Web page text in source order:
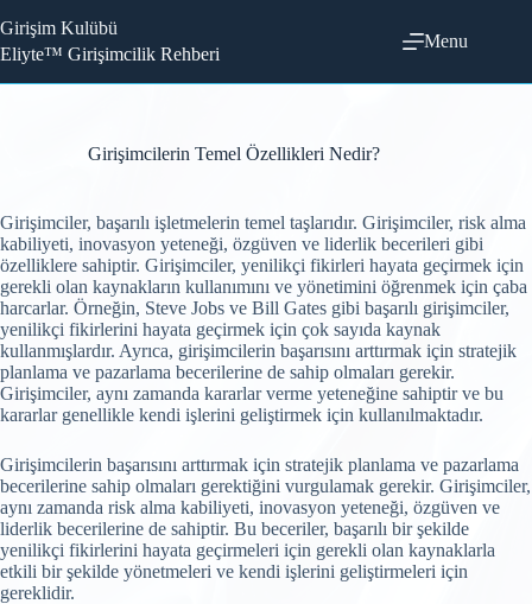
to
content
Girişim Kulübü
Eliyte™ Girişimcilik Rehberi
Menu
Girişimcilerin Temel Özellikleri Nedir?
Girişimciler, başarılı işletmelerin temel taşlarıdır. Girişimciler, risk alma
kabiliyeti, inovasyon yeteneği, özgüven ve liderlik becerileri gibi
özelliklere sahiptir. Girişimciler, yenilikçi fikirleri hayata geçirmek için
gerekli olan kaynakların kullanımını ve yönetimini öğrenmek için çaba
harcarlar. Örneğin, Steve Jobs ve Bill Gates gibi başarılı girişimciler,
yenilikçi fikirlerini hayata geçirmek için çok sayıda kaynak
kullanmışlardır. Ayrıca, girişimcilerin başarısını arttırmak için stratejik
planlama ve pazarlama becerilerine de sahip olmaları gerekir.
Girişimciler, aynı zamanda kararlar verme yeteneğine sahiptir ve bu
kararlar genellikle kendi işlerini geliştirmek için kullanılmaktadır.
Girişimcilerin başarısını arttırmak için stratejik planlama ve pazarlama
becerilerine sahip olmaları gerektiğini vurgulamak gerekir. Girişimciler,
aynı zamanda risk alma kabiliyeti, inovasyon yeteneği, özgüven ve
liderlik becerilerine de sahiptir. Bu beceriler, başarılı bir şekilde
yenilikçi fikirlerini hayata geçirmeleri için gerekli olan kaynaklarla
etkili bir şekilde yönetmeleri ve kendi işlerini geliştirmeleri için
gereklidir.